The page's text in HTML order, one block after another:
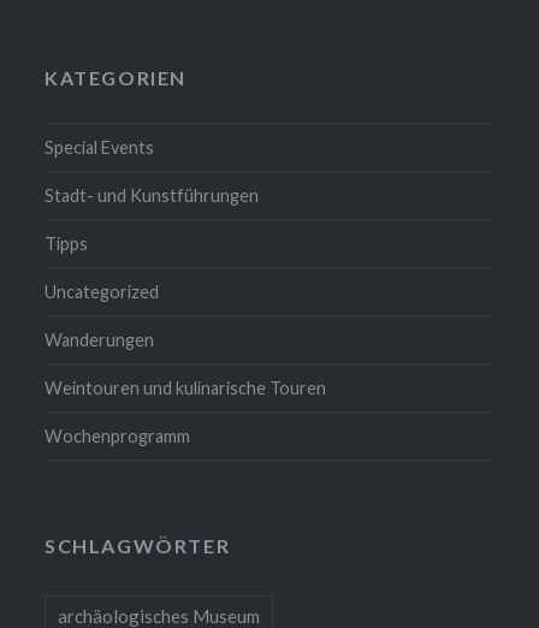
KATEGORIEN
Special Events
Stadt- und Kunstführungen
Tipps
Uncategorized
Wanderungen
Weintouren und kulinarische Touren
Wochenprogramm
SCHLAGWÖRTER
archäologisches Museum